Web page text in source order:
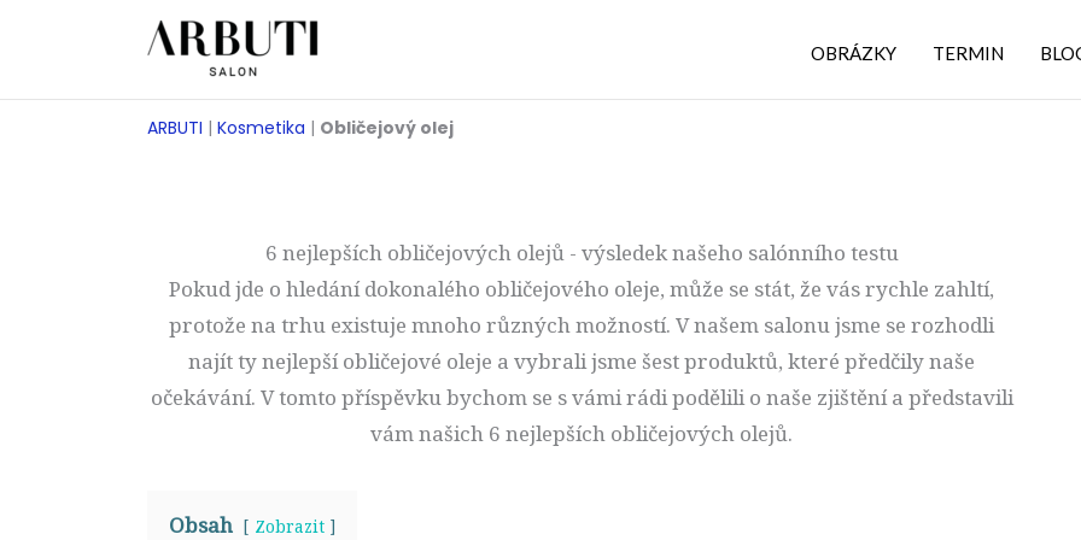
OBRÁZKY TERMIN
ARBUTI | Kosmetika | Obličejový olej
6 nejlepších obličejových olejů - výsledek našeho salónního testu
Pokud jde o hledání dokonalého obličejového oleje, může se stát, že vás rychle zahltí,
protože na trhu existuje mnoho různých možností. V našem salonu jsme se rozhodli
najít ty nejlepší obličejové oleje a vybrali jsme šest produktů, které předčily naše
očekávání. V tomto příspěvku bychom se s vámi rádi podělili o naše zjištění a představili
vám našich 6 nejlepších obličejových olejů.
Obsah Zobrazit